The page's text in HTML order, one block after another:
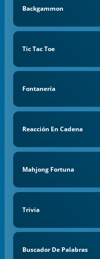
Backgammon
Tic Tac Toe
Fontanería
Reacción En Cadena
Mahjong Fortuna
Trivia
Buscador De Palabras